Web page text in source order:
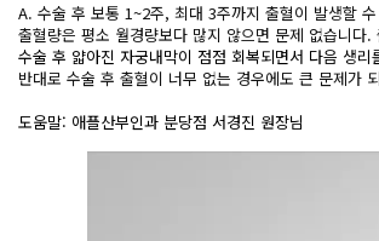
A. 수술 후 보통 1~2주, 최대 3주까지 출혈이 발생할
출혈량은 평소 월경량보다 많지 않으면 문제 없습니다
수술 후 얇아진 자궁내막이 점점 회복되면서 다음 생
반대로 수술 후 출혈이 너무 없는 경우에도 큰 문제가
도움말: 애플산부인과 분당점 서경진 원장님